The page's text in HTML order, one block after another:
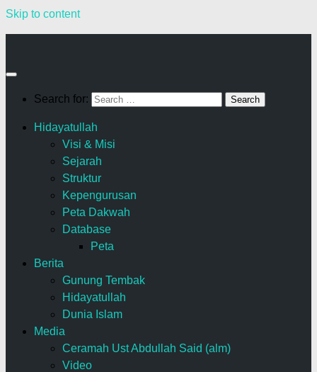
Skip to content
Search for:
Hidayatullah
Visi & Misi
Sejarah
Struktur
Kepengurusan
Peta Dakwah
Database
Peta
Berita
Gunung Tembak
Hidayatullah
Dunia Islam
Media
Ceramah Ust Abdullah Said (alm)
Video